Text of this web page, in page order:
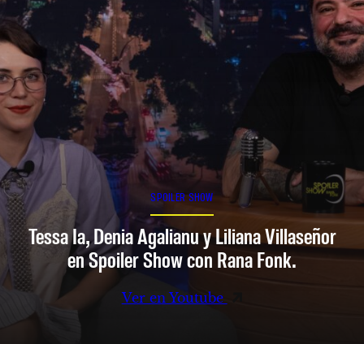
SPOILER SHOW
Tessa Ia, Denia Agalianu y Liliana Villaseñor
en Spoiler Show con Rana Fonk.
Ver en Youtube